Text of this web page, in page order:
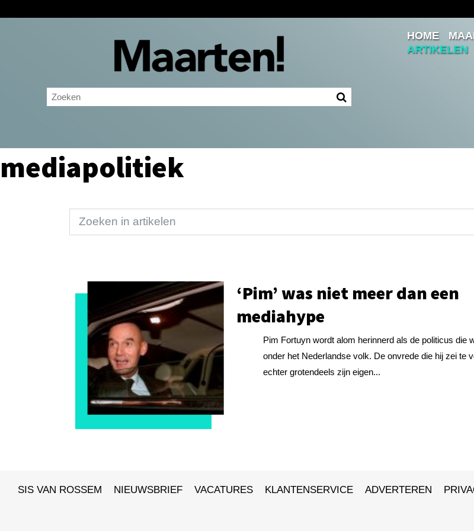
Inloggen
Ingelogd blijven
HOME
ARTIKELEN
mediapolitiek
‘Pim’ was niet meer dan een
mediahype
Pim Fortuyn wordt alom herinnerd als de politicus die
onder het Nederlandse volk. De onvrede die hij zei te
echter grotendeels zijn eigen...
SIS VAN ROSSEM NIEUWSBRIEF VACATURES KLANTENSERVICE ADVERTEREN